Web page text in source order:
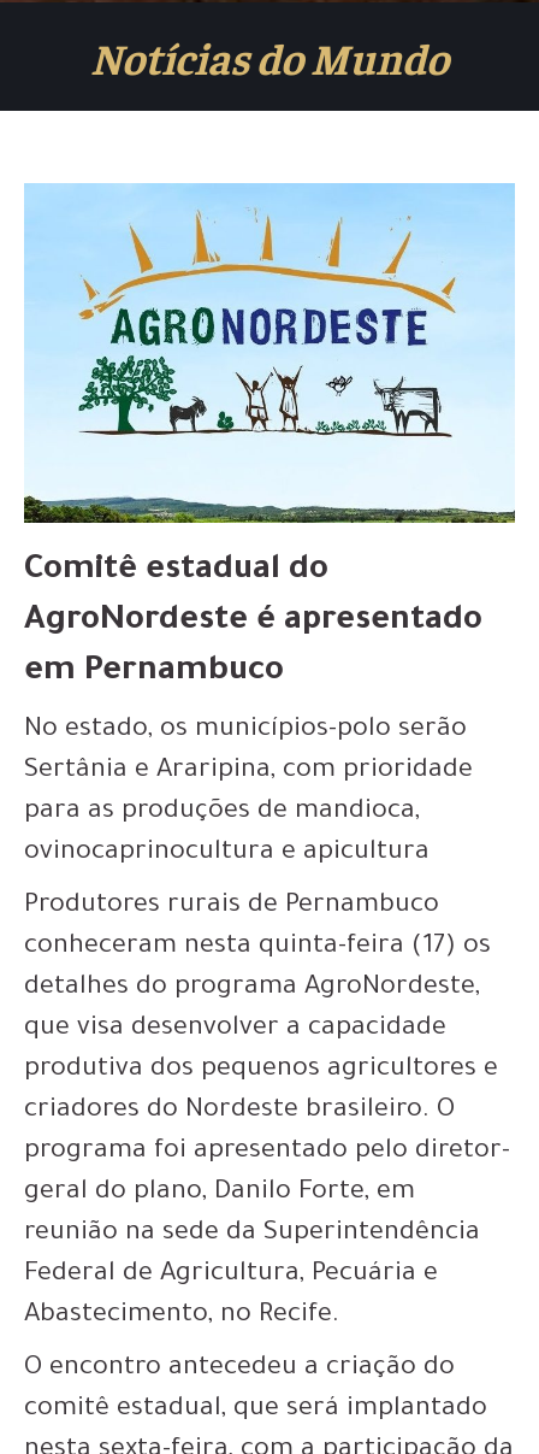
Notícias do Mundo
Comitê estadual do
AgroNordeste é apresentado
em Pernambuco
No estado, os municípios-polo serão
Sertânia e Araripina, com prioridade
para as produções de mandioca,
ovinocaprinocultura e apicultura
Produtores rurais de Pernambuco
conheceram nesta quinta-feira (17) os
detalhes do programa AgroNordeste,
que visa desenvolver a capacidade
produtiva dos pequenos agricultores e
criadores do Nordeste brasileiro. O
programa foi apresentado pelo diretor-
geral do plano, Danilo Forte, em
reunião na sede da Superintendência
Federal de Agricultura, Pecuária e
Abastecimento, no Recife.
O encontro antecedeu a criação do
comitê estadual, que será implantado